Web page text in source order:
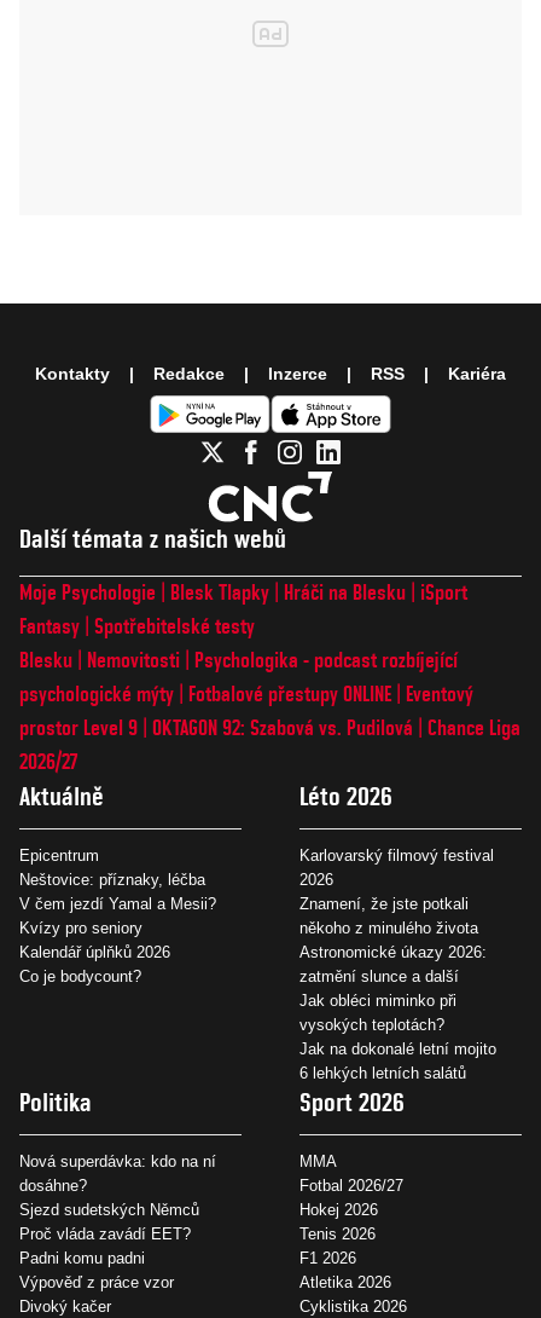
Další témata z našich webů
Moje Psychologie Blesk Tlapky Hráči na Blesku
iSport
Fantasy Spotřebitelské testy
Blesku
Nemovitosti
Psychologika - podcast rozbíjející
psychologické mýty
Fotbalové přestupy ONLINE
Eventový
prostor Level 9 OKTAGON 92: Szabová vs. Pudilová
Chance Liga
2026/27
Aktuálně
Epicentrum
Neštovice: příznaky, léčba
V čem jezdí Yamal a Mesii?
Kvízy pro seniory
Kalendář úplňků 2026
Co je bodycount?
Léto 2026
Karlovarský filmový festival
2026
Znamení, že jste potkali
někoho z minulého života
Astronomické úkazy 2026:
zatmění slunce a další
Jak obléci miminko při
vysokých teplotách?
Jak na dokonalé letní mojito
6 lehkých letních salátů
Politika
Nová superdávka: kdo na ní
dosáhne?
Sjezd sudetských Němců
Proč vláda zavádí EET?
Padni komu padni
Výpověď z práce vzor
Divoký kačer
Sport 2026
MMA
Fotbal 2026/27
Hokej 2026
Tenis 2026
F1 2026
Atletika 2026
Cyklistika 2026
Kontakty Redakce Inzerce RSS Kariéra